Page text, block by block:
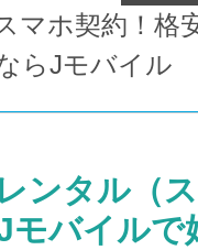
マホ契約！格
らJモバイル
ンタル（
モバイルで